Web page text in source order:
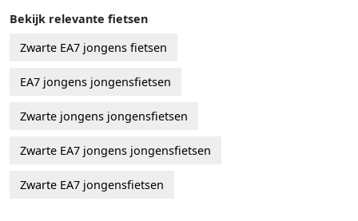
Bekijk relevante fietsen
Zwarte EA7 jongens fietsen
EA7 jongens jongensfietsen
Zwarte jongens jongensfietsen
Zwarte EA7 jongens jongensfietsen
Zwarte EA7 jongensfietsen